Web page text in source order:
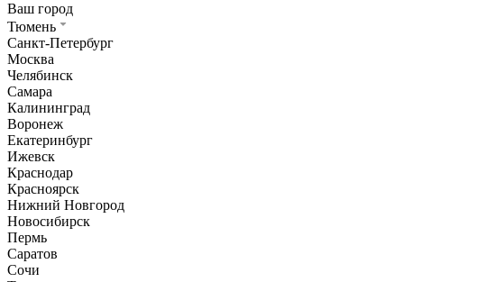
Ваш город
Тюмень
Санкт-Петербург
Москва
Челябинск
Самара
Калининград
Воронеж
Екатеринбург
Ижевск
Краснодар
Красноярск
Нижний Новгород
Новосибирск
Пермь
Саратов
Сочи